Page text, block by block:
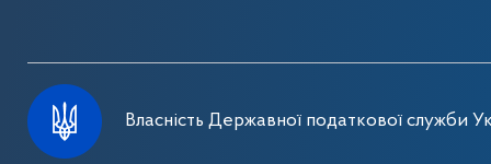
Власність Державної податкової служби